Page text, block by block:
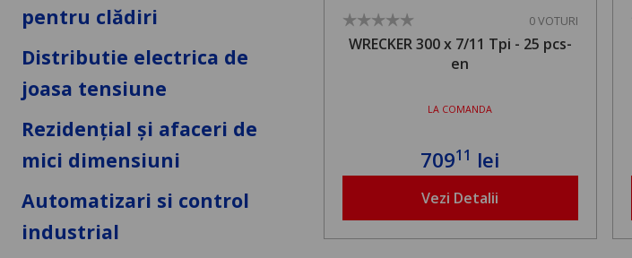
pentru clădiri
Distributie electrica de
joasa tensiune
Rezidențial și afaceri de
mici dimensiuni
Automatizari si control
industrial
0 VOTURI
WRECKER 300 x 7/11 Tpi - 25 pcs-
en
LA COMANDA
70911 lei
Vezi Detalii